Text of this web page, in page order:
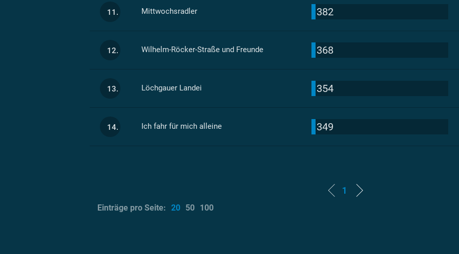
11. Mittwochsradler 382
12. Wilhelm-Röcker-Straße und Freunde 368
13. Löchgauer Landei 354
14. Ich fahr für mich alleine 349
1
Einträge pro Seite: 20 50 100